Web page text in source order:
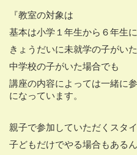
『教室の対象は
基本は小学１年生から６年生
きょうだいに未就学の子がい
中学校の子がいた場合でも
講座の内容によっては一緒に
になっています。
親子で参加していただくスタ
子どもだけでやる場合もあるん